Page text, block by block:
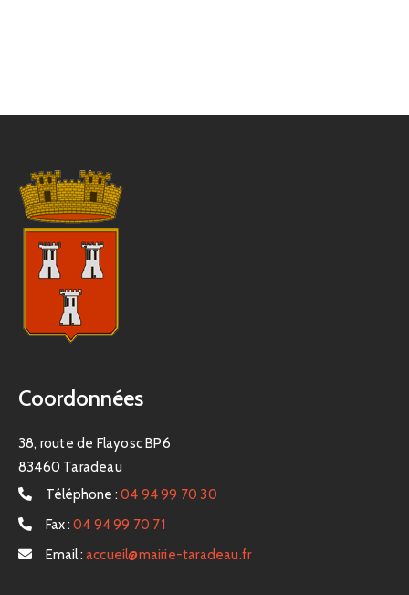
Coordonnées
38, route de Flayosc BP6
83460 Taradeau
Téléphone : 04 94 99 70 30
Fax : 04 94 99 70 71
Email : accueil@mairie-taradeau.fr